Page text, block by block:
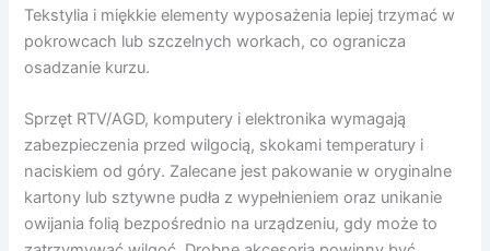
Tekstylia i miękkie elementy wyposażenia lepiej trzymać w
pokrowcach lub szczelnych workach, co ogranicza
osadzanie kurzu.
Sprzęt RTV/AGD, komputery i elektronika wymagają
zabezpieczenia przed wilgocią, skokami temperatury i
naciskiem od góry. Zalecane jest pakowanie w oryginalne
kartony lub sztywne pudła z wypełnieniem oraz unikanie
owijania folią bezpośrednio na urządzeniu, gdy może to